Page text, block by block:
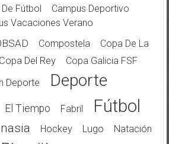
Fútbol
Campus Deportivo
Vacaciones Verano
Compostela
Copa De La
Copa Del Rey
Copa Galicia FSF
Deporte
Deporte
El Tiempo Fabril Fútbol
Hockey Lugo Natación